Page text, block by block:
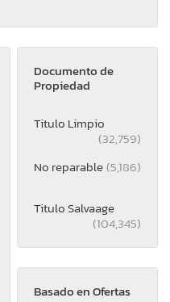
Documento de
Propiedad
Titulo Limpio
(32,759)
No reparable (5,186)
Titulo Salvaage
(104,345)
Basado en Ofertas